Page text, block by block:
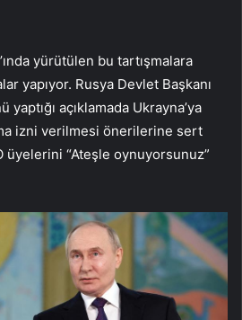
yürütülen bu tartışmalara
yapıyor. Rusya Devlet Başkanı
açıklamada Ukrayna’ya
izni verilmesi önerilerine sert
“Ateşle oynuyorsunuz”